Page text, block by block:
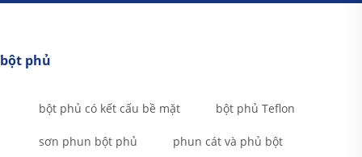
bột phủ
bột phủ có kết cấu bề mặt bột phủ Teflon
sơn phun bột phủ phun cát và phủ bột